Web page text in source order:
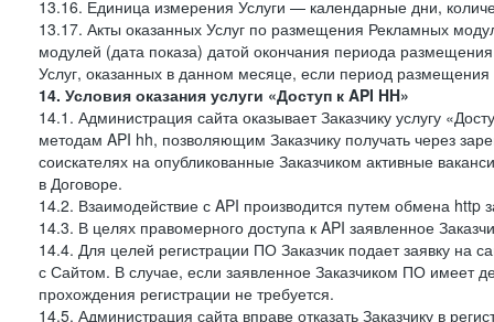
13.16. Единица измерения Услуги — календарные дни,
13.17. Акты оказанных Услуг по размещения Рекламных
модулей (дата показа) датой окончания периода
Услуг, оказанных в данном месяце, если период
14. Условия оказания услуги «Доступ к API HH»
14.1. Администрация сайта оказывает Заказчику услугу
методам API hh, позволяющим Заказчику получать через
соискателях на опубликованные Заказчиком активные
в Договоре.
14.2. Взаимодействие с API производится путем обмена
14.3. В целях правомерного доступа к API заявленное
14.4. Для целей регистрации ПО Заказчик подает заявку на
с Сайтом. В случае, если заявленное Заказчиком ПО имеет
прохождения регистрации не требуется.
14.5. Администрация сайта вправе отказать Заказчику в